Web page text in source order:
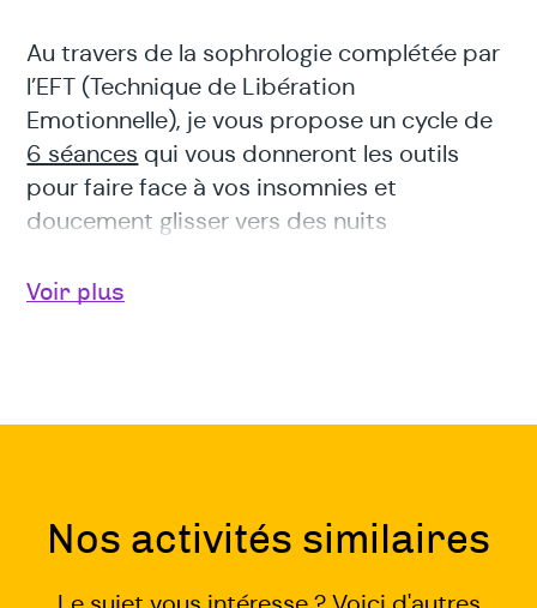
Au travers de la sophrologie complétée par
l’EFT (Technique de Libération
Emotionnelle), je vous propose un cycle de
6 séances qui vous donneront les outils
pour faire face à vos insomnies et
doucement glisser vers des nuits
............................................................................................
Les jeudis 9/4 -16/4 - 23/4 - 30/4 -14/5 -
Voir plus
Nos activités similaires